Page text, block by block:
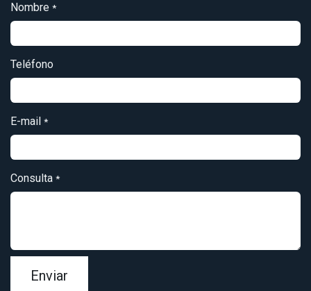
Nombre *
Teléfono
E-mail *
Consulta *
Enviar